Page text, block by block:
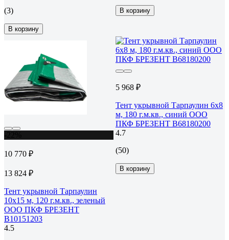
(3)
В корзину
В корзину
10 770 ₽
13 824 ₽
Тент укрывной Тарпаулин
10х15 м, 120 г.м.кв., зеленый
ООО ПКФ БРЕЗЕНТ
В10151203
4.5
5 968 ₽
Тент укрывной Тарпаулин 6х8
м, 180 г.м.кв., синий ООО
ПКФ БРЕЗЕНТ В68180200
4.7
(50)
В корзину